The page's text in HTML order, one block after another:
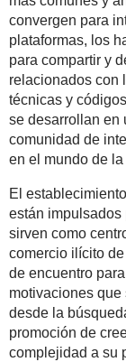
convergen para
plataformas, los
para compartir y
relacionados con
técnicas y
se desarrollan en
comunidad de
en el mundo de
El
están impulsados
sirven como
comercio ilícito
de encuentro
motivaciones que
desde la
promoción de
complejidad a su